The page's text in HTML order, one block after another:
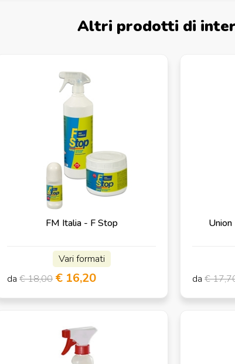
Altri prodotti di
FM Italia - F Stop
Vari formati
da€ 18,00 € 16,20
da €